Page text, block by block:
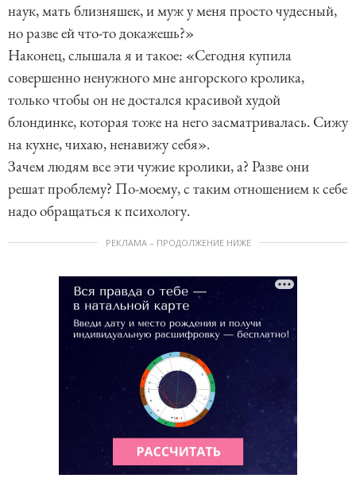
наук, мать близняшек, и муж у меня просто чудесный,
но разве ей что-то докажешь?»
Наконец, слышала я и такое: «Сегодня купила
совершенно ненужного мне ангорского кролика,
только чтобы он не достался красивой худой
блондинке, которая тоже на него засматривалась. Сижу
на кухне, чихаю, ненавижу себя».
Зачем людям все эти чужие кролики, а? Разве они
решат проблему? По-моему, с таким отношением к себе
надо обращаться к психологу.
РЕКЛАМА – ПРОДОЛЖЕНИЕ НИЖЕ